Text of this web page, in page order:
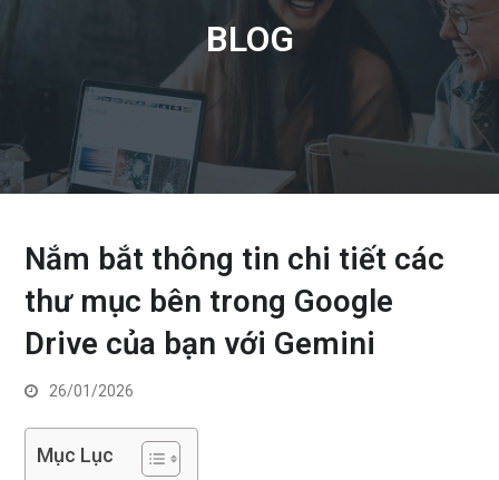
BLOG
Nắm bắt thông tin chi tiết các
thư mục bên trong Google
Drive của bạn với Gemini
26/01/2026
Mục Lục